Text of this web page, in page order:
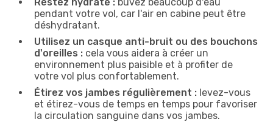
pendant votre vol, car l'air en cabine peut être
déshydratant.
Utilisez un casque anti-bruit ou des bouchons
d'oreilles : cela vous aidera à créer un
environnement plus paisible et à profiter de
votre vol plus confortablement.
Étirez vos jambes régulièrement : levez-vous
et étirez-vous de temps en temps pour favoriser
la circulation sanguine dans vos jambes.